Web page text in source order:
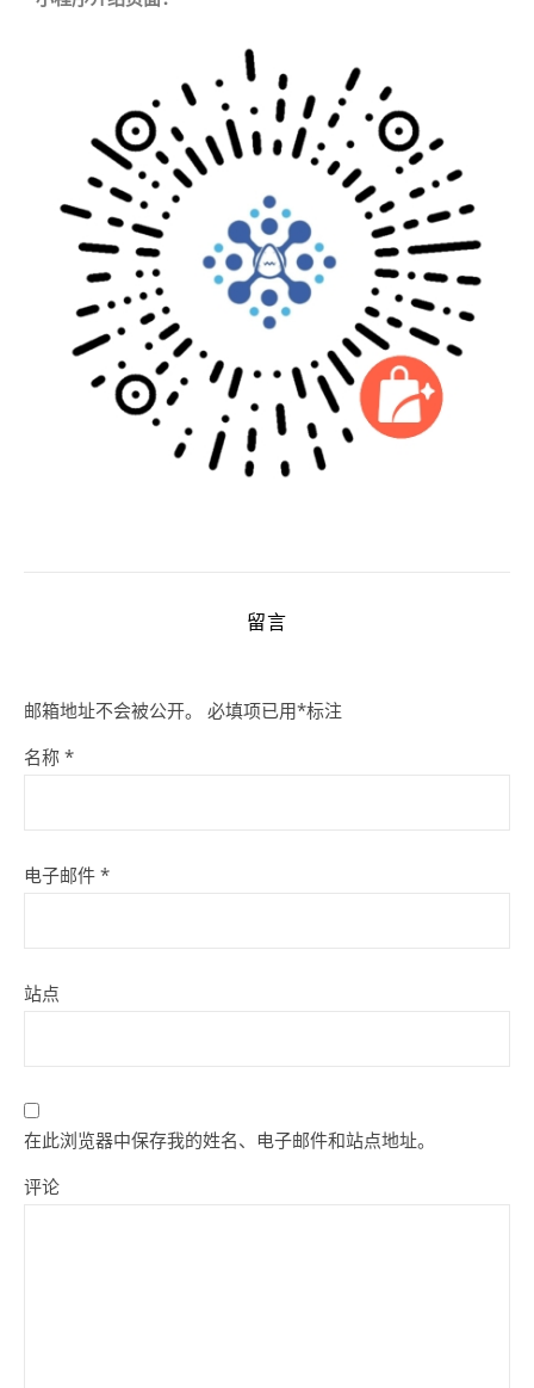
留言
邮箱地址不会被公开。 必填项已用*标注
名称 *
电子邮件 *
站点
在此浏览器中保存我的姓名、电子邮件和站点地址。
评论